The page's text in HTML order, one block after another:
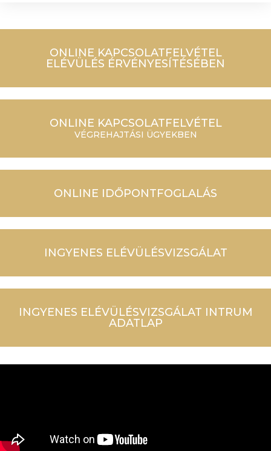
ONLINE KAPCSOLATFELVÉTEL
ELÉVÜLÉS ÉRVÉNYESÍTÉSÉBEN
ONLINE KAPCSOLATFELVÉTEL
VÉGREHAJTÁSI ÜGYEKBEN
ONLINE IDŐPONTFOGLALÁS
INGYENES ELÉVÜLÉSVIZSGÁLAT
INGYENES ELÉVÜLÉSVIZSGÁLAT INTRUM
ADATLAP